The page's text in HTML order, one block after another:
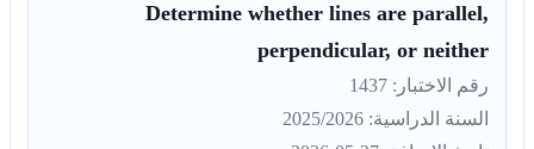
Determine whether lines are parallel,
perpendicular, or neither
رقم الاختبار: 1437
السنة الدراسية: 2025/2026